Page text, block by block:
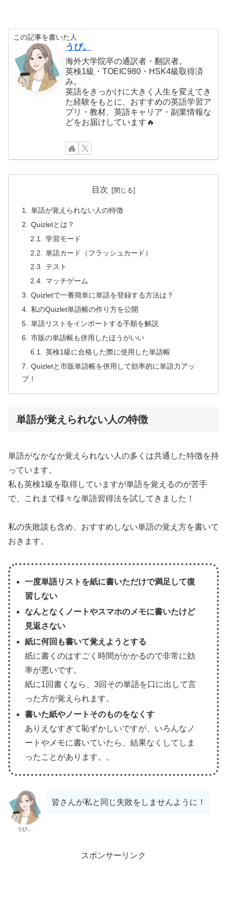
この記事を書いた人
うぴ。
海外大学院卒の通訳者・翻訳者。
英検1級・TOEIC980・HSK4級取得済
み。
英語をきっかけに大きく人生を変えてき
た経験をもとに、おすすめの英語学習ア
プリ・教材、英語キャリア・副業情報な
どをお届けしています🔥
目次
単語が覚えられない人の特徴
Quizletとは？
学習モード
単語カード（フラッシュカード）
テスト
マッチゲーム
Quizletで一番簡単に単語を登録する方法は？
私のQuizlet単語帳の作り方を公開
単語リストをインポートする手順を解説
市販の単語帳も併用したほうがいい
英検1級に合格した際に使用した単語帳
Quizletと市販単語帳を併用して効率的に単語力アッ
プ！
単語が覚えられない人の特徴
単語がなかなか覚えられない人の多くは共通した特徴を持
っています。
私も英検1級を取得していますが単語を覚えるのが苦手
で、これまで様々な単語習得法を試してきました！
私の失敗談も含め、おすすめしない単語の覚え方を書いて
おきます。
一度単語リストを紙に書いただけで満足して復
習しない
なんとなくノートやスマホのメモに書いたけど
見返さない
紙に何回も書いて覚えようとする
紙に書くのはすごく時間がかかるので非常に効
率が悪いです。
紙に1回書くなら、3回その単語を口に出して言
った方が覚えられます。
書いた紙やノートそのものをなくす
ありえなすぎて恥ずかしいですが、いろんなノ
ートやメモに書いていたら、結果なくしてしま
ったことがあります。。
うぴ。
皆さんが私と同じ失敗をしませんように！
スポンサーリンク